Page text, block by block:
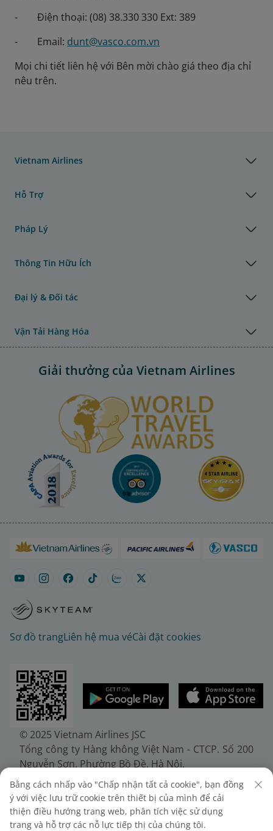
- Điện thoại: (08) 38.330 330 Ext: 389
- Email: dunt@vasco.com.vn
Mọi chi tiết liên hệ với Bên mời chào giá theo địa chỉ
nêu trên.
Vietnam Airlines
Hỗ Trợ
Pháp Lý
Thông Tin Hữu Ích
Đại lý & Đối tác
Vận Tải Hàng Hóa
Giải thưởng của Vietnam Airlines
Sơ đồ trangLiên hệ mua véCài đặt cookies
© 2025 Vietnam Airlines JSC
Tổng công ty Hàng không Việt Nam - CTCP. Số 200
Nguyễn Sơn, Phường Bồ Đề, Hà Nội.
Điện thoại: (+84-24) 38272289. Fax: (+84-24)
38722375
Giấy chứng nhận đăng ký doanh nghiệp, mã số
doanh nghiệp 0100107518, đăng ký lần đầu ngày
Bằng cách nhấp vào "Chấp nhận tất cả cookie", bạn đồng
ý với việc lưu trữ cookie trên thiết bị của mình để cải
thiện điều hướng trang web, phân tích việc sử dụng
trang và hỗ trợ các nỗ lực tiếp thị của chúng tôi.